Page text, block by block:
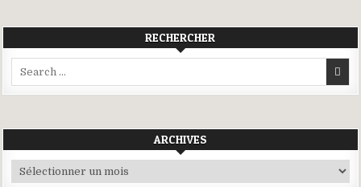
RECHERCHER
ARCHIVES
Archives